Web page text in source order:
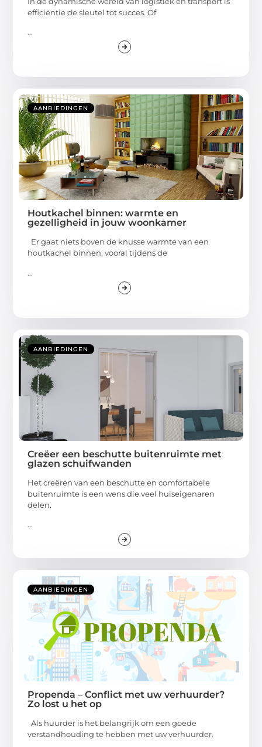
efficiëntie de sleutel tot succes. Of
...
AANBIEDINGEN
Houtkachel binnen: warmte en
gezelligheid in jouw woonkamer
Er gaat niets boven de knusse warmte van een
houtkachel binnen, vooral tijdens de
...
AANBIEDINGEN
Creëer een beschutte buitenruimte met
glazen schuifwanden
Het creëren van een beschutte en comfortabele
buitenruimte is een wens die veel huiseigenaren
delen.
...
AANBIEDINGEN
Propenda – Conflict met uw verhuurder?
Zo lost u het op
Als huurder is het belangrijk om een goede
verstandhouding te hebben met uw verhuurder.